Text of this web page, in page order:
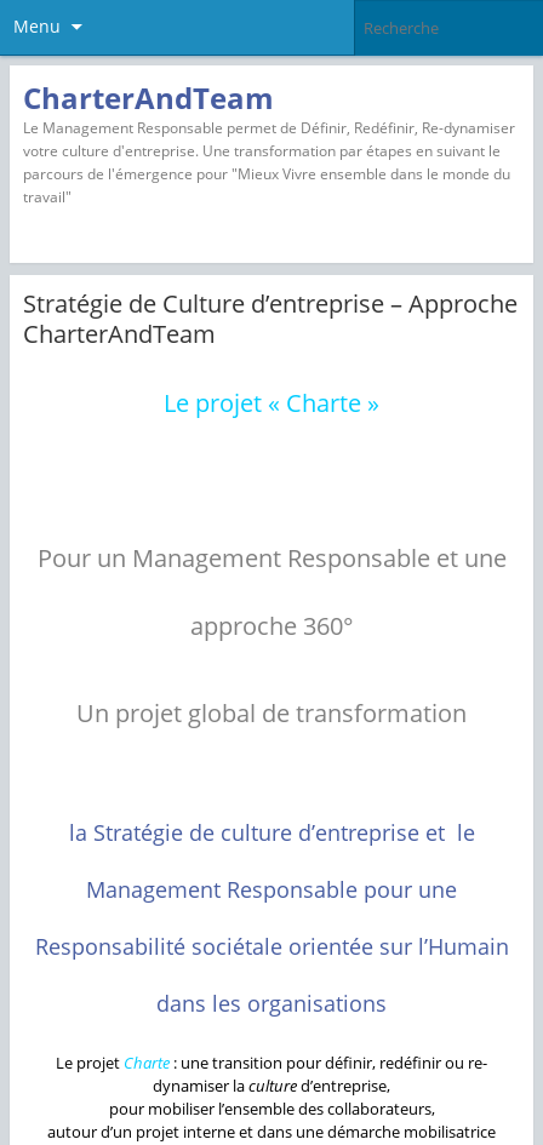
Menu
CharterAndTeam
Le Management Responsable permet de Définir, Redéfinir, Re-dynamiser
votre culture d'entreprise. Une transformation par étapes en suivant le
parcours de l'émergence pour "Mieux Vivre ensemble dans le monde du
travail"
Stratégie de Culture d’entreprise – Approche
CharterAndTeam
Le projet « Charte »
Pour un Management Responsable et une
approche 360°
Un projet global de transformation
la Stratégie de culture d’entreprise et le
Management Responsable pour une
Responsabilité sociétale orientée sur l’Humain
dans les organisations
Le projet Charte : une transition pour définir, redéfinir ou re-
dynamiser lacultured’entreprise,
pour mobiliser l’ensemble des collaborateurs,
autour d’un projet interne et dans une démarche mobilisatrice